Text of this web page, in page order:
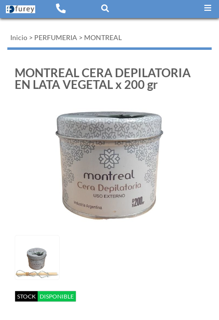
Inicio > PERFUMERIA > MONTREAL
MONTREAL CERA DEPILATORIA
EN LATA VEGETAL x 200 gr
STOCK DISPONIBLE